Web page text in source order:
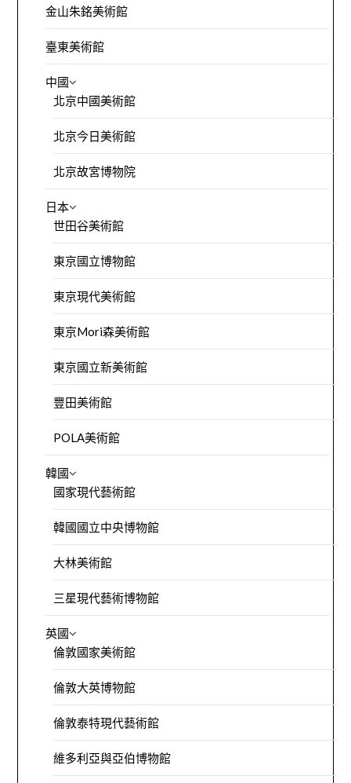
金山朱銘美術館
臺東美術館
中國
北京中國美術館
北京今日美術館
北京故宮博物院
日本
世田谷美術館
東京國立博物館
東京現代美術館
東京Mori森美術館
東京國立新美術館
豐田美術館
POLA美術館
韓國
國家現代藝術館
韓國國立中央博物館
大林美術館
三星現代藝術博物館
英國
倫敦國家美術館
倫敦大英博物館
倫敦泰特現代藝術館
維多利亞與亞伯博物館